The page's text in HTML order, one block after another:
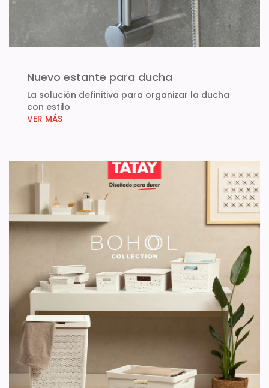
Nuevo estante para ducha
La solución definitiva para organizar la ducha
con estilo
VER MÁS